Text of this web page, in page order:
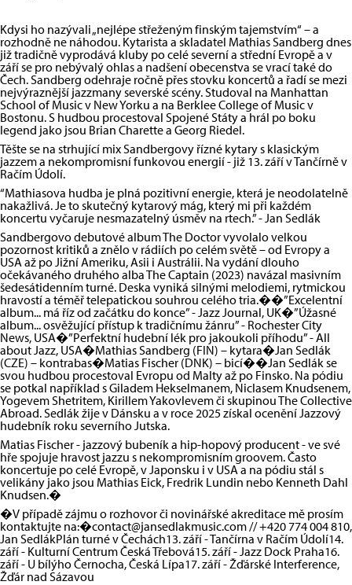
Kdysi ho nazývali „nejlépe střeženým finským tajemstvím“ – a
rozhodně ne náhodou. Kytarista a skladatel Mathias Sandberg dnes
již tradičně vyprodává kluby po celé severní a střední Evropě a v
září se pro nebývalý ohlas a nadšení obecenstva se vrací také do
Čech. Sandberg odehraje ročně přes stovku koncertů a řadí se mezi
nejvýraznější jazzmany severské scény. Studoval na Manhattan
School of Music v New Yorku a na Berklee College of Music v
Bostonu. S hudbou procestoval Spojené Státy a hrál po boku
legend jako jsou Brian Charette a Georg Riedel.
Těšte se na strhující mix Sandbergovy řízné kytary s klasickým
jazzem a nekompromisní funkovou energií - již 13. září v Tančírně v
Račím Údolí.
“Mathiasova hudba je plná pozitivní energie, která je neodolatelně
nakažlivá. Je to skutečný kytarový mág, který mi při každém
koncertu vyčaruje nesmazatelný úsměv na rtech.” - Jan Sedlák
Sandbergovo debutové album The Doctor vyvolalo velkou
pozornost kritiků a znělo v rádiích po celém světě – od Evropy a
USA až po Jižní Ameriku, Asii i Austrálii. Na vydání dlouho
očekávaného druhého alba The Captain (2023) navázal masivním
šedesátidenním turné. Deska vyniká silnými melodiemi, rytmickou
hravostí a téměř telepatickou souhrou celého tria.��”Excelentní
album... má říz od začátku do konce” - Jazz Journal, UK�”Úžasné
album... osvěžující přístup k tradičnímu žánru” - Rochester City
News, USA�”Perfektní hudební lék pro jakoukoli příhodu” - All
about Jazz, USA�Mathias Sandberg (FIN) – kytara�Jan Sedlák
(CZE) – kontrabas�Matias Fischer (DNK) – bicí��Jan Sedlák se
svou hudbou procestoval Evropu od Malty až po Finsko. Na pódiu
se potkal například s Giladem Hekselmanem, Niclasem Knudsenem,
Yogevem Shetritem, Kirillem Yakovlevem či skupinou The Collective
Abroad. Sedlák žije v Dánsku a v roce 2025 získal ocenění Jazzový
hudebník roku severního Jutska.
Matias Fischer - jazzový bubeník a hip-hopový producent - ve své
hře spojuje hravost jazzu s nekompromisním groovem. Často
koncertuje po celé Evropě, v Japonsku i v USA a na pódiu stál s
velikány jako jsou Mathias Eick, Fredrik Lundin nebo Kenneth Dahl
Knudsen.�
�V případě zájmu o rozhovor či novinářské akreditace mě prosím
kontaktujte na:�contact@jansedlakmusic.com // +420 774 004 810,
Jan SedlákPlán turné v Čechách13. září - Tančírna v Račím Údolí14.
září - Kulturní Centrum Česká Třebová15. září - Jazz Dock Praha16.
září - U bílýho Černocha, Česká Lípa17. září - Žďárské Interference,
Žďár nad Sázavou